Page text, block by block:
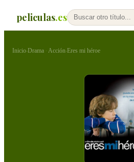
peliculas.es
Inicio›Drama · Acción›Eres mi héroe